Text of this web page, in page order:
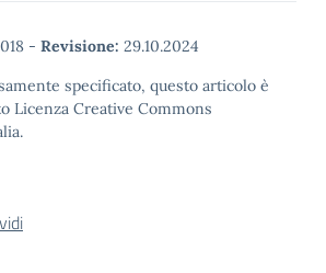
- Revisione: 29.10.2024
specificato, questo articolo è
Licenza Creative Commons